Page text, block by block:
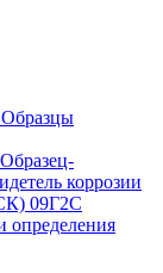
Образцы
Образец-
коррозии
09Г2С
определения